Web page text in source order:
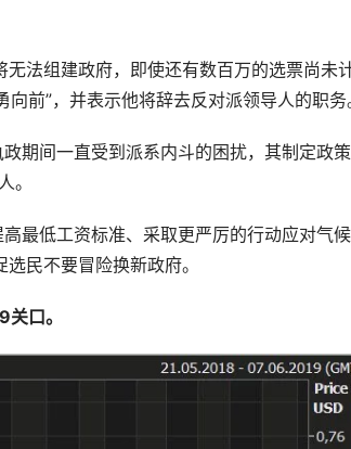
法组建政府，即使还有数百万的选票尚未
前”，并表示他将辞去反对派领导人的职务
期间一直受到派系内斗的困扰，其制定政
。
最低工资标准、采取更严厉的行动应对气
民不要冒险换新政府。
口。